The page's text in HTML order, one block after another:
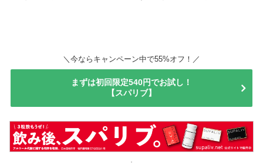
＼今ならキャンペーン中で55%オフ！／
まずは初回限定540円でお試し！
【スパリブ】